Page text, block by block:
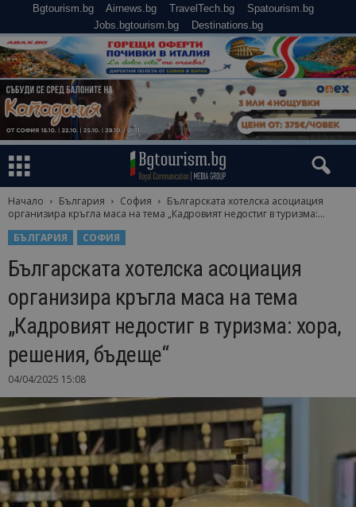
Bgtourism.bg Airnews.bg TravelTech.bg
Spatourism.bg
Jobs.bgtourism.bg
Destinations.bg
Начало България София
Българската хотелска асоциация
организира кръгла масa на тема „Кадровият недостиг в туризма:...
БЪЛГАРИЯ
СОФИЯ
Българската хотелска асоциация
организира кръгла масa на тема
„Кадровият недостиг в туризма: хора,
решения, бъдеще“
04/04/2025 15:08